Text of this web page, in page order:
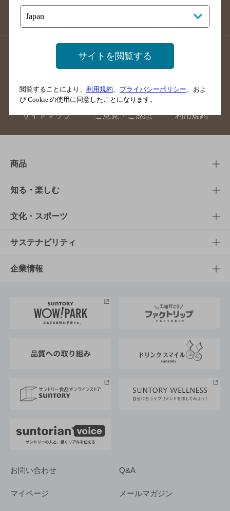
店舗登録方法のご案内
店舗情報更新方法のご案内
掲載店舗様ログイン
サイトマップ ご意見・ご感想 利用規約
商品
商品TOP
商品一覧
商品発売情報
栄養成分一覧
知る・楽しむ
知る・楽しむTOP
キャンペーン
工場見学
地域情報
文化・スポーツ
文化・スポーツTOP
サントリーホール
サントリーサンバーズ大阪
サステナビリティ
サステナビリティTOP
サントリーが考えるサステナビリティ経営
企業情報
企業概要
採用情報
お問い合わせ Q&A
マイページ メールマガジン
サイトを閲覧する
閲覧することにより、 利用規約 プライバシーポリシー 、およ
び Cookie の使用に同意したことになります。